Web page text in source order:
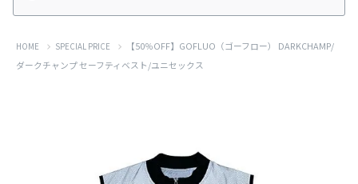
HOME SPECIAL PRICE
【50％OFF】GOFLUO（ゴーフロー） DARKCHAMP/
ダークチャンプ セーフティベスト/ユニセックス